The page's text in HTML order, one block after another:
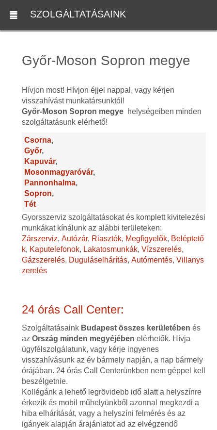
SZOLGÁLTATÁSAINK
Győr-Moson Sopron megye
Hívjon most! Hívjon éjjel nappal, vagy kérjen
visszahívást munkatársunktól!
Győr-Moson Sopron megye helységeiben minden
szolgáltatásunk elérhető!
Csorna,
Győr,
Kapuvár,
Mosonmagyaróvár,
Pannonhalma,
Sopron,
Tét
Gyorsszerviz szolgáltatásokat és komplett kivitelezési
munkákat kínálunk az alábbi területeken:
Zárszerviz, Autózár, Riasztók, Megfigyelők, Beléptető
k, Kaputelefonok, Lakatosmunkák, Vízszerelés,
Gázszerelés, Duguláselhárítás, Autómentés, Villanys
zerelés
24 órás Call Center:
Szolgáltatásaink Budapest összes kerületében és
az Ország minden megyéjében elérhetők. Hívja
ügyfélszolgálatunk, vagy kérje ingyenes
visszahívásunk az év bármely napján, a nap bármely
órájában. 24 órás Call Centerünkben nem géppel kell
beszélgetnie.
Kollégánk a lehető legrövidebb idő alatt a helyszínre
érkezik és mobil műhelyünkből azonnal megkezdi a
hiba elhárítását, vagy a helyszíni felmérés és az
igányek alapján árajánlatot ad az elvégzendő